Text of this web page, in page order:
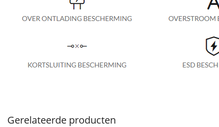
Gerelateerde producten